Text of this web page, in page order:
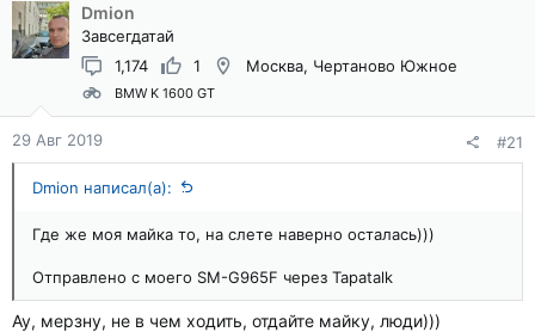
Dmion
Завсегдатай
1,174
1 Москва, Чертаново Южное
BMW K 1600 GT
29 Авг 2019 #21
Dmion написал(а):
Где же моя майка то, на слете наверно осталась)))
Отправлено с моего SM-G965F через Tapatalk
Ау, мерзну, не в чем ходить, отдайте майку, люди)))